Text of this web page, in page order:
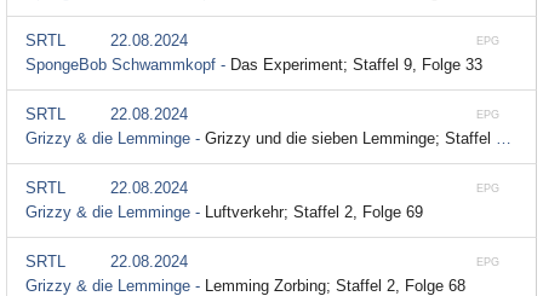
EPG
SRTL
22.08.2024
SpongeBob Schwammkopf - Das Experiment; Staffel 9, Folge 33
EPG
SRTL
22.08.2024
Grizzy & die Lemminge - Grizzy und die sieben Lemminge; Staffel 2, Folge 70
EPG
SRTL
22.08.2024
Grizzy & die Lemminge - Luftverkehr; Staffel 2, Folge 69
EPG
SRTL
22.08.2024
Grizzy & die Lemminge - Lemming Zorbing; Staffel 2, Folge 68